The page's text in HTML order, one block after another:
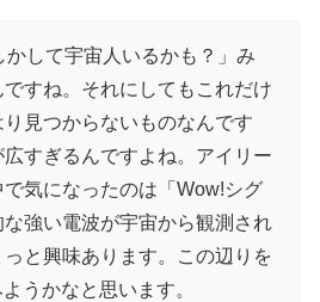
かして宇宙人いるかも？」み
すね。それにしてもこれだけ
見つからないものなんです
すぎるんですよね。アイリー
気になったのは「Wow!シグ
強い電波が宇宙から観測され
と興味あります。この辺りを
うかなと思います。